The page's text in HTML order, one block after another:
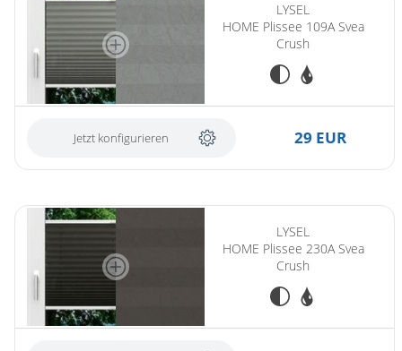
LYSEL
HOME Plissee 109A Svea
Crush
Jetzt konfigurieren 29 EUR
LYSEL
HOME Plissee 230A Svea
Crush